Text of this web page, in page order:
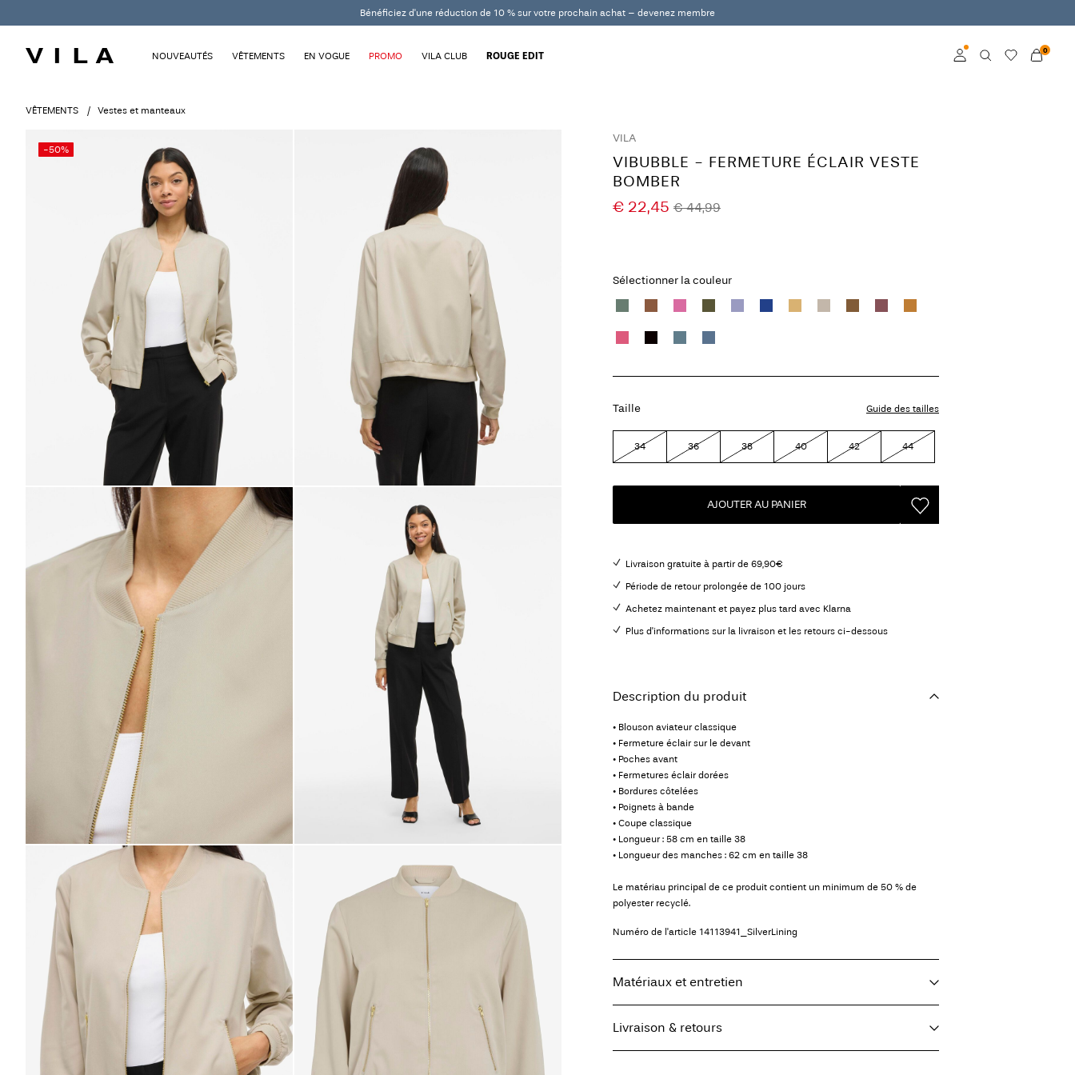
Bénéficiez d'une réduction de 10 % sur votre prochain achat – devenez membre
0
NOUVEAUTÉS VÊTEMENTS EN VOGUE PROMO VILA CLUB ROUGE EDIT
VÊTEMENTS Vestes et manteaux
-50%
VILA
VIBUBBLE - FERMETURE ÉCLAIR VESTE
BOMBER
€ 22,45 € 44,99
Sélectionner la couleur
Taille Guide des tailles
34 36 38 40 42 44
AJOUTER AU PANIER
Livraison gratuite à partir de 69,90€
Période de retour prolongée de 100 jours
Achetez maintenant et payez plus tard avec Klarna
Plus d'informations sur la livraison et les retours ci-dessous
Description du produit
• Blouson aviateur classique
• Fermeture éclair sur le devant
• Poches avant
• Fermetures éclair dorées
• Bordures côtelées
• Poignets à bande
• Coupe classique
• Longueur : 58 cm en taille 38
• Longueur des manches : 62 cm en taille 38
Le matériau principal de ce produit contient un minimum de 50 % de
polyester recyclé.
Numéro de l'article 14113941_SilverLining
Matériaux et entretien
Livraison & retours